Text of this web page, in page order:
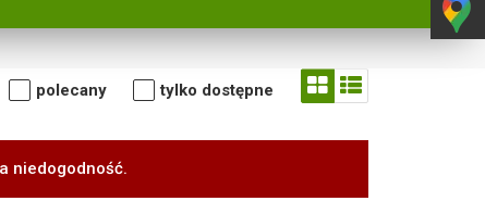
polecany tylko dostępne
niedogodność.